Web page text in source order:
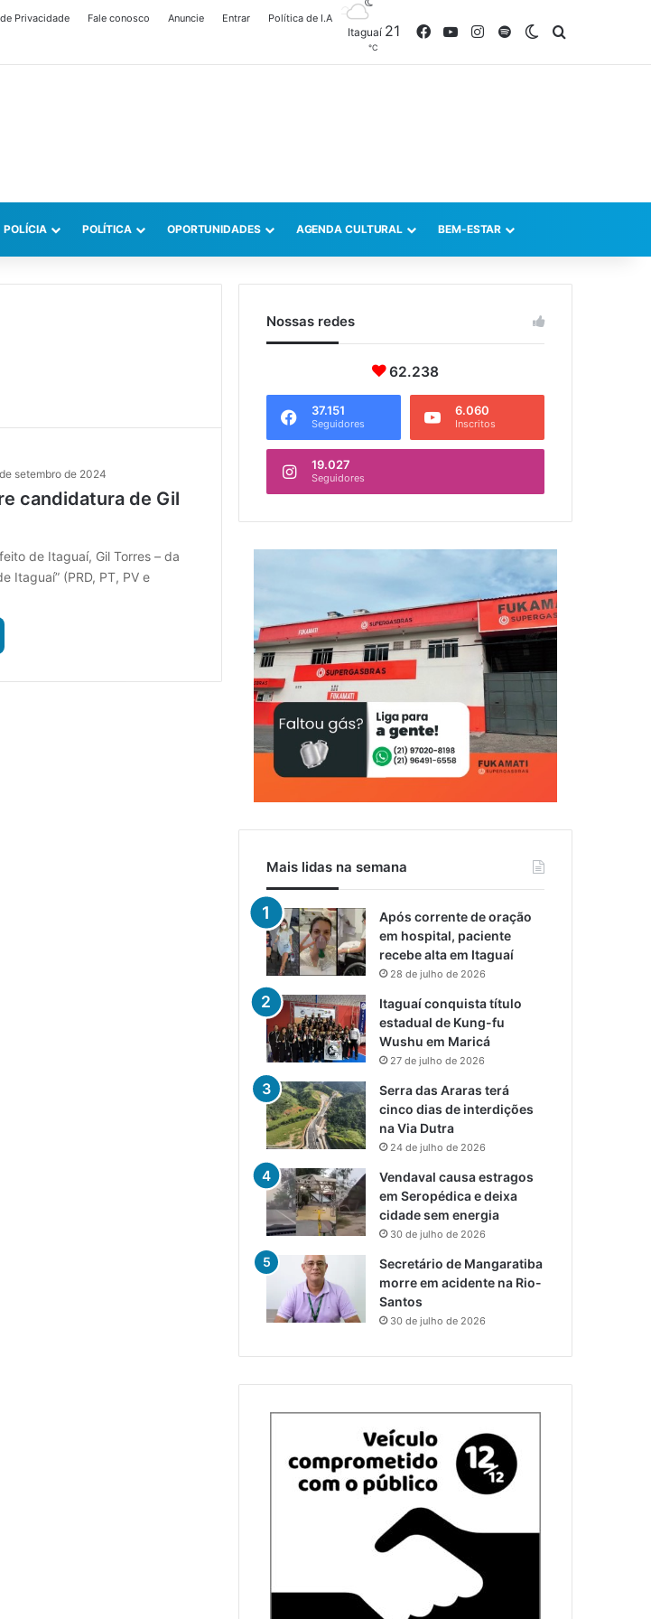
Privacidade Fale conosco Anuncie Entrar Política de I.A
Itaguaí 21
℃
FacebookYouTubeInstagram
SpotifySwitch skin
POLÍCIA POLÍTICA OPORTUNIDADES AGENDA CULTURAL BEM-ESTAR
setembro de 2024
candidatura de Gil
de Itaguaí, Gil Torres – da
Itaguaí” (PRD, PT, PV e
Nossas redes
62.238
37.151
Seguidores
6.060
Inscritos
19.027
Seguidores
Mais lidas na semana
Após corrente de oração
em hospital, paciente
recebe alta em Itaguaí
28 de julho de 2026
Itaguaí conquista título
estadual de Kung-fu
Wushu em Maricá
27 de julho de 2026
Serra das Araras terá
cinco dias de interdições
na Via Dutra
24 de julho de 2026
Vendaval causa estragos
em Seropédica e deixa
cidade sem energia
30 de julho de 2026
Secretário de Mangaratiba
morre em acidente na Rio-
Santos
30 de julho de 2026